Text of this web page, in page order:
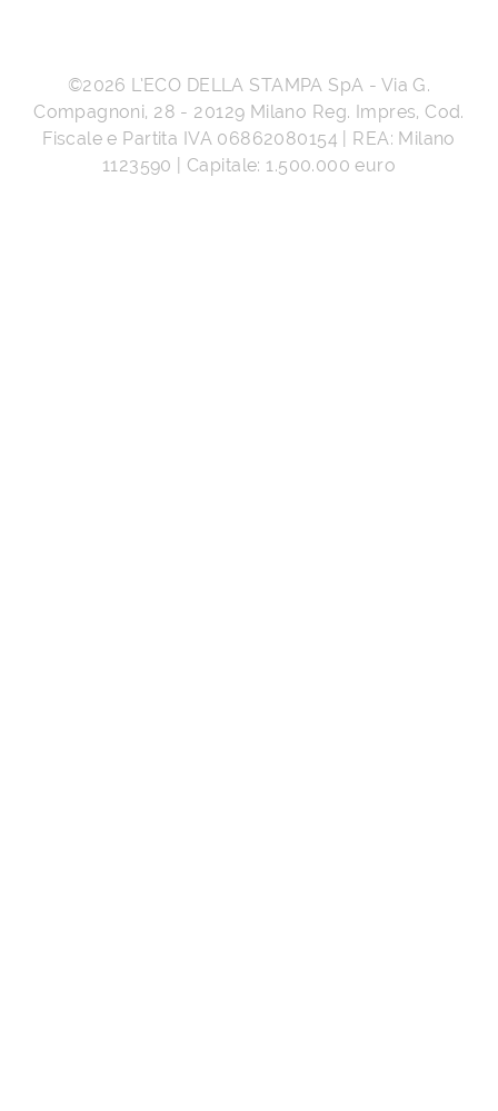
©2026 L’ECO DELLA STAMPA SpA - Via G.
Compagnoni, 28 - 20129 Milano Reg. Impres, Cod.
Fiscale e Partita IVA 06862080154 | REA: Milano
1123590 | Capitale: 1.500.000 euro